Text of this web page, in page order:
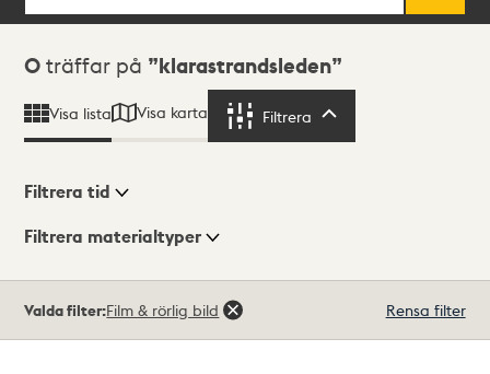
Sökresultat
0 träffar på klarastrandsleden
Visa lista Visa karta Filtrera
Visningsläge
Filtrera tid
Filtrera materialtyper
träffar
Valda filter:Film & rörlig bild Rensa filter